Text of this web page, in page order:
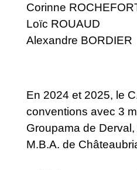
Corinne
Loïc ROUAUD
Alexandre BORDIER
En 2024 et 2025, le
conventions avec 3
Groupama de
M.B.A. de